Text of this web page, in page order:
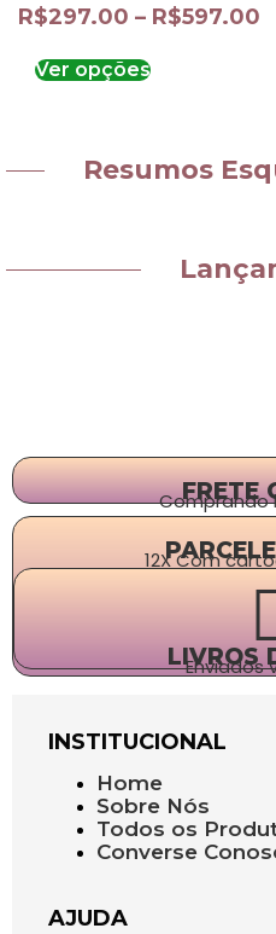
R$297.00 – R$597.00
Ver opções
Resumos
FRETE
Comprando
12X Com
LIVROS
Enviados
INSTITUCIONAL
Home
Sobre Nós
Todos os
Converse
AJUDA